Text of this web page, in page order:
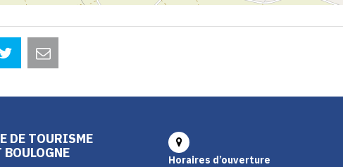
DE TOURISME
Horaires d’ouverture